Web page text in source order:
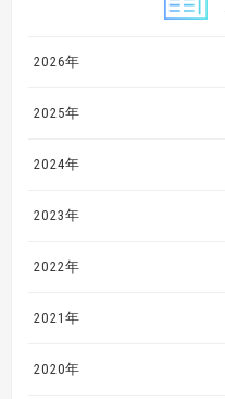
2026年
2025年
2024年
2023年
2022年
2021年
2020年